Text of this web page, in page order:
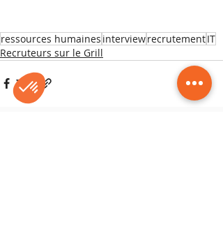
ressources humaines interviewrecrutementIT
Recruteurs sur le Grill